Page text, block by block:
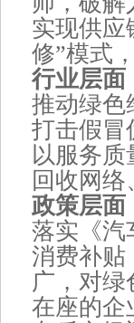
实现供应
修”模式
行业层面
推动绿色
打击假冒
以服务
回收网
政策层面
落实《汽
消费补贴
广，对
在座的企